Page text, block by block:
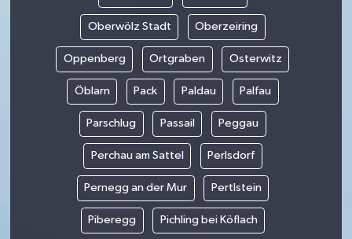
Oberwölz Stadt Oberzeiring
Oppenberg Ortgraben Osterwitz
Öblarn Pack Paldau Palfau
Parschlug Passail Peggau
Perchau am Sattel Perlsdorf
Pernegg an der Mur Pertlstein
Piberegg Pichling bei Köflach